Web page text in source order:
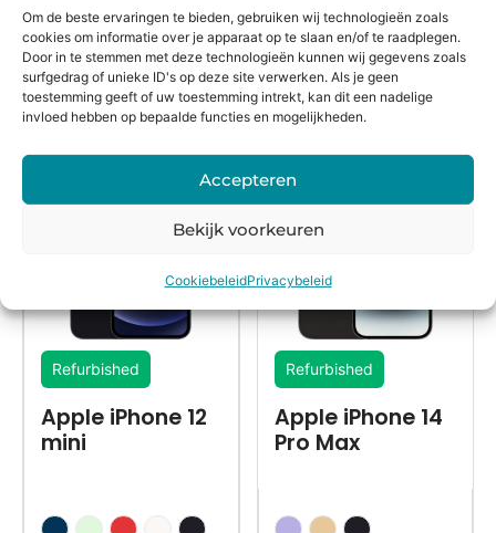
Om de beste ervaringen te bieden, gebruiken wij technologieën zoals
cookies om informatie over je apparaat op te slaan en/of te raadplegen.
Door in te stemmen met deze technologieën kunnen wij gegevens zoals
surfgedrag of unieke ID's op deze site verwerken. Als je geen
toestemming geeft of uw toestemming intrekt, kan dit een nadelige
invloed hebben op bepaalde functies en mogelijkheden.
Accepteren
Bekijk voorkeuren
CookiebeleidPrivacybeleid
morgen
in huis*
Alternatieven
Refurbished
Apple iPhone 12
mini
Refurbished
Apple iPhone 14
Pro Max